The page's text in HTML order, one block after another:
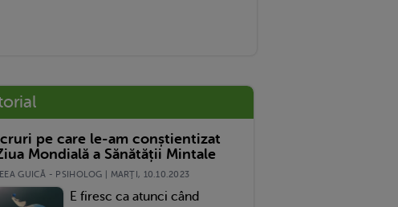
În Loc Să-I Facă Aerosoli
pe care le-am conștientizat
Mondială a Sănătății Mintale
GUICĂ - PSIHOLOG | MARŢI, 10.10.2023
E firesc ca atunci când